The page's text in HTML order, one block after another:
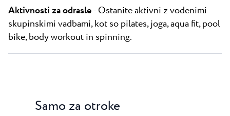
Aktivnosti za odrasle- Ostanite aktivni z vodenimi
skupinskimi vadbami, kot so pilates, joga, aqua fit, pool
bike, body workout in spinning.
Samo za otroke